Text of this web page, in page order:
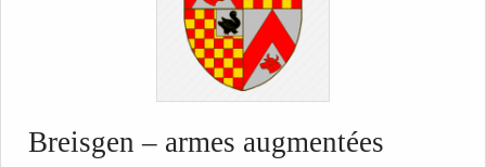
Breisgen – armes augmentées